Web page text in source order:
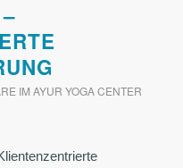
IM AYUR YOGA CENTER